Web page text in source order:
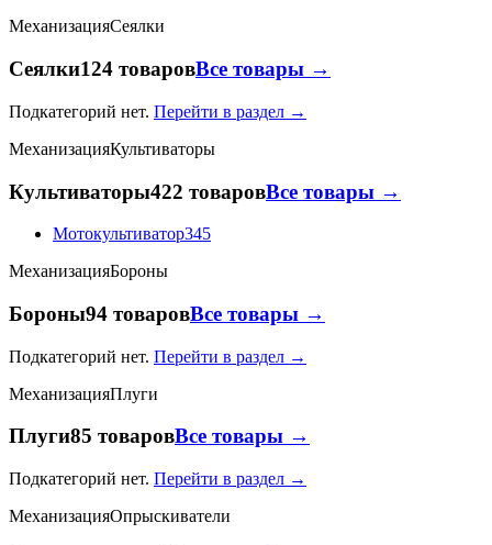
МеханизацияСеялки
Сеялки124 товаровВсе товары →
Подкатегорий нет. Перейти в раздел →
МеханизацияКультиваторы
Культиваторы422 товаровВсе товары →
Мотокультиватор345
МеханизацияБороны
Бороны94 товаровВсе товары →
Подкатегорий нет. Перейти в раздел →
МеханизацияПлуги
Плуги85 товаровВсе товары →
Подкатегорий нет. Перейти в раздел →
МеханизацияОпрыскиватели